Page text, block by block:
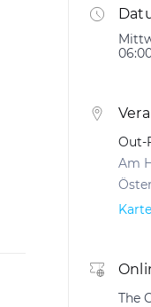
Out-
Am
The